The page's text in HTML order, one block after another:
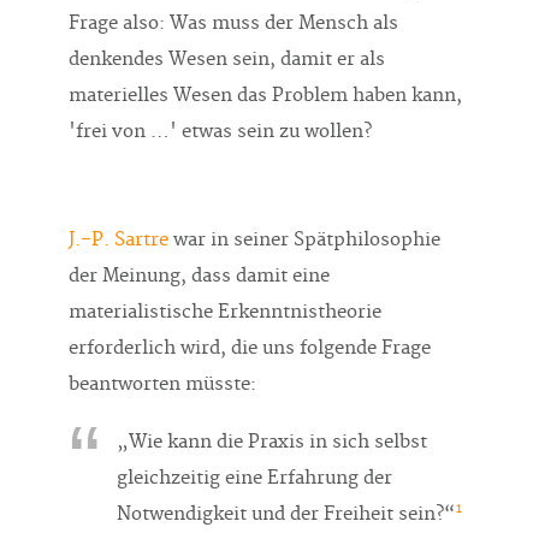
Frage also: Was muss der Mensch als
denkendes Wesen sein, damit er als
materielles Wesen das Problem haben kann,
'frei von …' etwas sein zu wollen?
J.-P. Sartre war in seiner Spätphilosophie
der Meinung, dass damit eine
materialistische Erkenntnistheorie
erforderlich wird, die uns folgende Frage
beantworten müsste:
„Wie kann die Praxis in sich selbst
gleichzeitig eine Erfahrung der
Notwendigkeit und der Freiheit sein?“1